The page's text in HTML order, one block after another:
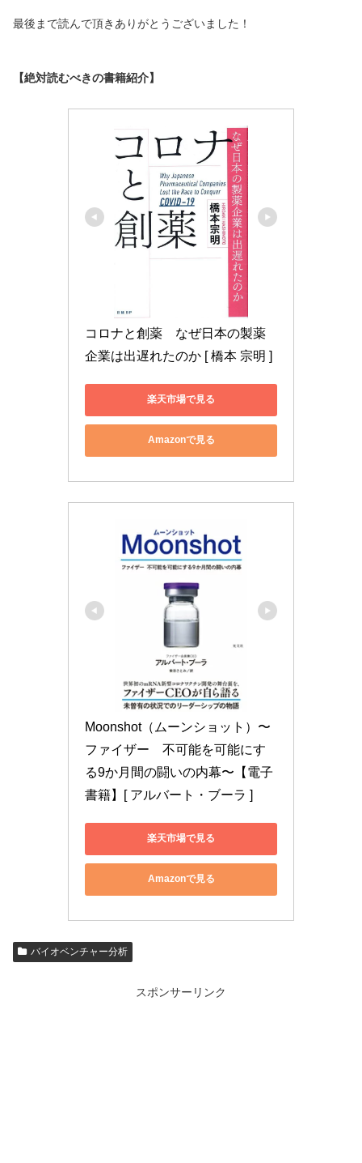
最後まで読んで頂きありがとうございました！
【絶対読むべきの書籍紹介】
コロナと創薬　なぜ日本の製薬
企業は出遅れたのか [ 橋本 宗明 ]
楽天市場で見る
Amazonで見る
Moonshot（ムーンショット）〜
ファイザー　不可能を可能にす
る9か月間の闘いの内幕〜【電子
書籍】[ アルバート・ブーラ ]
楽天市場で見る
Amazonで見る
バイオベンチャー分析
スポンサーリンク